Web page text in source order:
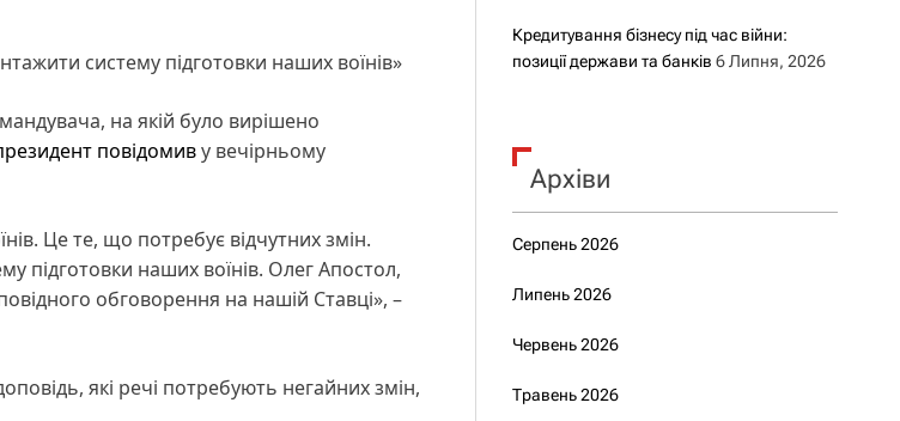
систему підготовки наших воїнів»
на якій було вирішено
повідомиву вечірньому
Це те, що потребує відчутних змін.
підготовки наших воїнів. Олег Апостол,
обговорення на нашій Ставці», –
які речі потребують негайних змін,
Кредитування бізнесу під час війни:
позиції держави та банків 6 Липня, 2026
Архіви
Серпень 2026
Липень 2026
Червень 2026
Травень 2026